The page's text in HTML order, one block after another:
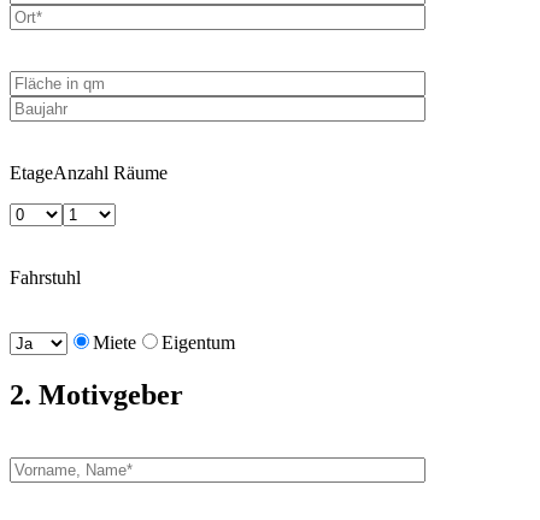
EtageAnzahl Räume
Fahrstuhl
Miete Eigentum
2. Motivgeber